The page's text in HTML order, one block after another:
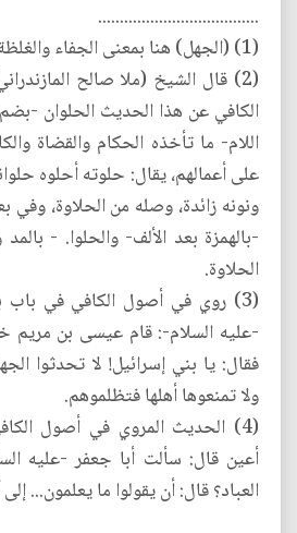
.....................................
(1) (الجهل) هنا بمعنى الجفاء والغلظة.
(2) قال الشيخ (ملا صالح
الكافي عن هذا الحديث الحلوان -
اللام- ما تأخذه الحكام والقضاة
على أعمالهم، يقال: حلوته أحلوه
ونونه زائدة، وصله من الحلاوة،
-بالهمزة بعد الألف- والحلوا. -
الحلاوة.
(3) روي في أصول الكافي في باب
-عليه السلام-: قام عيسى بن مريم
فقال: يا بني إسرائيل! لا تحدثوا
ولا تمنعوها أهلها فتظلموهم.
(4) الحديث المروي في أصول
أعين قال: سألت أبا جعفر -عليه
العباد؟ قال: أن يقولوا ما يعلمون...